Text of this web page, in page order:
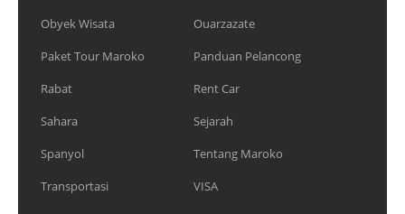
Obyek Wisata
Ouarzazate
Paket Tour Maroko
Panduan Pelancong
Rabat
Rent Car
Sahara
Sejarah
Spanyol
Tentang Maroko
Transportasi
VISA